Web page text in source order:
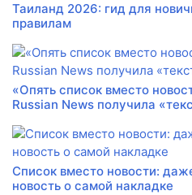
Таиланд 2026: гид для
правилам
«Опять список вместо
Russian News получила
Список вместо новости:
новость о самой накладке